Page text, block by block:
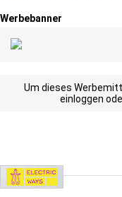
Werbebanner
Um dieses
einloggen